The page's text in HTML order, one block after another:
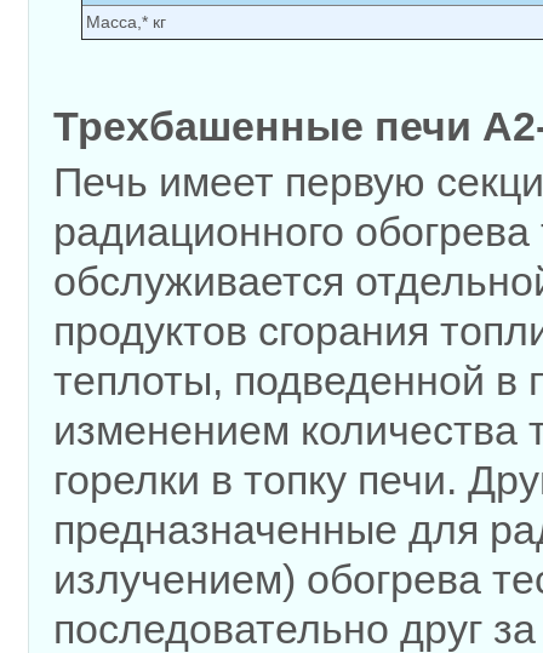
Масса,* кг
Трехбашенные печи
Печь имеет первую
радиационного
обслуживается
продуктов сгорания
теплоты, подведенной в
изменением
горелки в топку печи.
предназначенные для
излучением) обогрева
последовательно друг